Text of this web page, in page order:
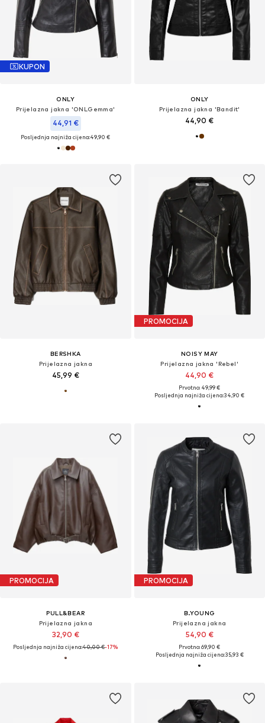
KUPON
ONLY
Prijelazna jakna 'ONLGemma'
44,91 €
Posljednja najniža cijena:49,90 €
ONLY
Prijelazna jakna 'Bandit'
44,90 €
BERSHKA
Prijelazna jakna
45,99 €
PROMOCIJA
NOISY MAY
Prijelazna jakna 'Rebel'
44,90 €
Prvotno: 49,99 €
Posljednja najniža cijena:34,90 €
PROMOCIJA
PULL&BEAR
Prijelazna jakna
32,90 €
Posljednja najniža cijena:40,00 €-17%
PROMOCIJA
B.YOUNG
Prijelazna jakna
54,90 €
Prvotno: 69,90 €
Posljednja najniža cijena:35,93 €